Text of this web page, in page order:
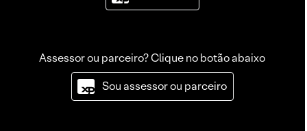
Assessor ou parceiro? Clique no botão abaixo
Sou assessor ou parceiro